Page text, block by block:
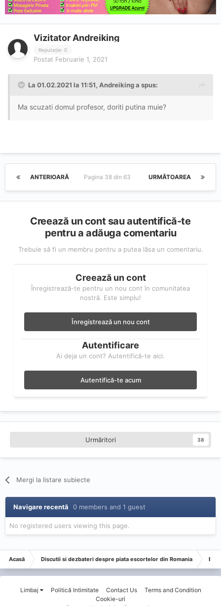
Vizitator Andreiking
Reputație: 0
Postat Februarie 1, 2021
La 01.02.2021 la 11:51, Andreikinga spus:
Ma scuzati domul profesor, doriti putina muie?
ANTERIOARĂ URMĂTOAREA
Pagina 38 din 63
Creează un cont sau autentifică-te
pentru a adăuga comentariu
Trebuie să fi un membru pentru a putea lăsa un comentariu.
Creează un cont
Înregistrează-te pentru un nou cont în comunitatea
nostră. Este simplu!
Înregistrează un nou cont
Autentificare
Ai deja un cont? Autentifică-te aici.
Autentifică-te acum
Urmăritori 38
Mergi la listare subiecte
Navigare recentă 0 members and 1 guest
No registered users viewing this page.
Acasă Discutii si dezbateri despre piata escortelor din Romania
Limbaj Politică Intimitate Contact Us
Terms and Condition
Cookie-uri